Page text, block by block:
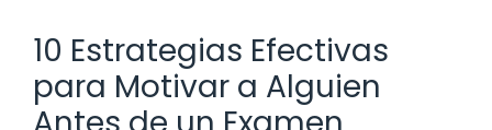
10 Estrategias Efectivas
para Motivar a Alguien